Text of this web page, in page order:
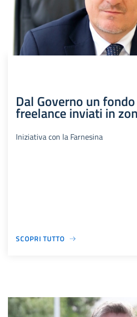
Dal Governo un
freelance inviati in
Iniziativa con la Farnesina
SCOPRI TUTTO